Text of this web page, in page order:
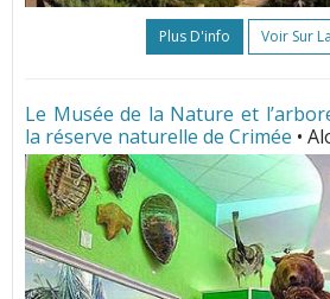
Plus D'info Voir Sur
Le Musée de la Nature et
la réserve naturelle de Crimée •